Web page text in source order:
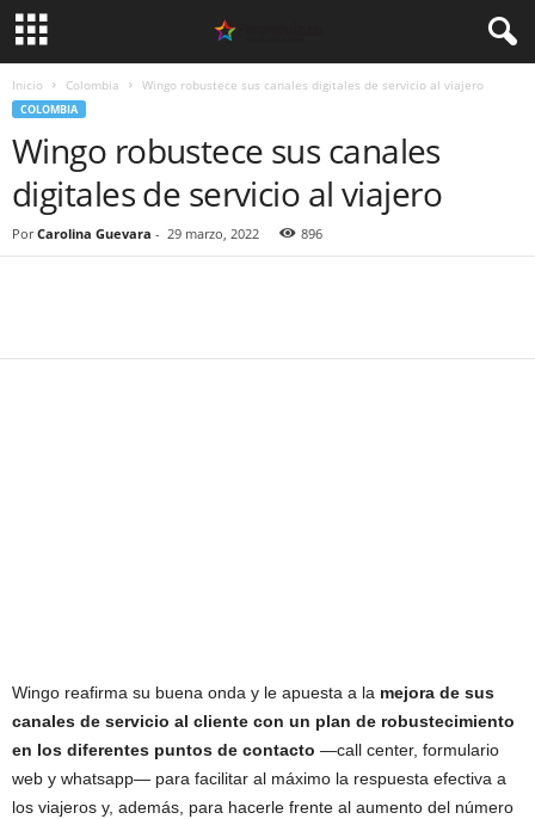
Inicio Colombia Wingo robustece sus canales digitales de servicio al viajero
COLOMBIA
Wingo robustece sus canales
digitales de servicio al viajero
Por Carolina Guevara - 29 marzo, 2022 896
Wingo reafirma su buena onda y le apuesta a la mejora de sus
canales de servicio al cliente con un plan de robustecimiento
en los diferentes puntos de contacto —call center, formulario
web y whatsapp— para facilitar al máximo la respuesta efectiva a
los viajeros y, además, para hacerle frente al aumento del número